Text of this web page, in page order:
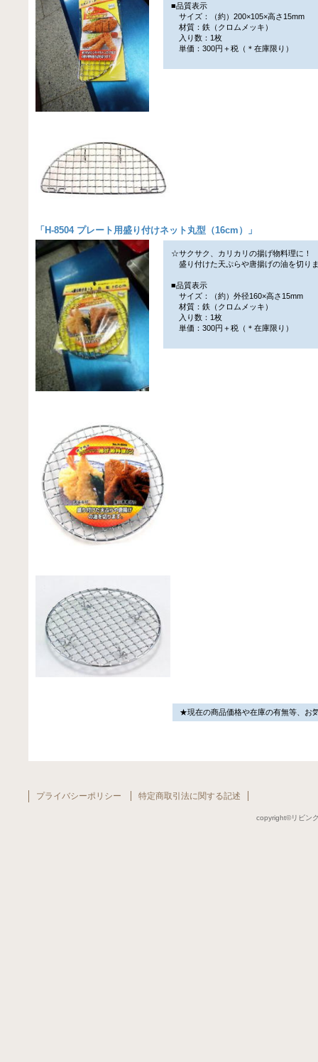
■品質表示
サイズ：（約）200×105×高さ15mm
材質：鉄（クロムメッキ）
入り数：1枚
単価：300円＋税（＊在庫限り）
「 H-8504 プレート用盛り付けネット丸型（16cm） 」
☆サクサク、カリカリの揚げ物料理に！
盛り付けた天ぷらや唐揚げの油を切り
■品質表示
サイズ：（約）外径160×高さ15mm
材質：鉄（クロムメッキ）
入り数：1枚
単価：300円＋税（＊在庫限り）
★現在の商品価格や在庫の有無等、お
copyright©リビン
プライバシーポリシー 特定商取引法に関する記述